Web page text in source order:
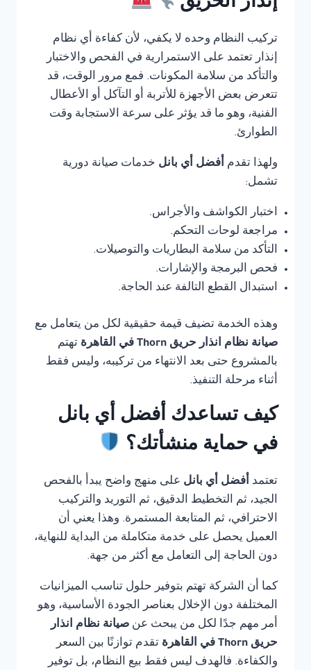
إنذار الحريق
تركيب النظام وحده لا يكفي، لأن كفاءة أي نظام
إنذار تعتمد على الاستمرارية في الفحص والاختبار
والتأكد من سلامة المكونات. فمع مرور الوقت، قد
تتعرض بعض الأجهزة للأتربة أو التآكل أو الأعطال
الفنية، وهو ما قد يؤثر على سرعة الاستجابة وقت
الطوارئ.
ولهذا تقدم أفضل أي بانل خدمات صيانة دورية
تشمل:
اختبار الكواشف والأجراس.
مراجعة لوحات التحكم.
التأكد من سلامة البطاريات والتوصيلات.
فحص البرمجة والإشارات.
استبدال القطع التالفة عند الحاجة.
وهذه الخدمة تضيف قيمة حقيقية لكل من يتعامل مع
صيانة نظام انذار حريق Thorn في القاهرة
تهتم
بالمشروع حتى بعد الانتهاء من تركيبه، وليس فقط
أثناء مرحلة التنفيذ.
كيف تساعدك أفضل أي بانل
في حماية منشأتك؟
تعتمد أفضل أي بانل على منهج واضح يبدأ بالفحص
الجيد، ثم التخطيط الدقيق، ثم التوريد والتركيب
الاحترافي، ثم المتابعة المستمرة. وهذا يعني أن
العميل يحصل على خدمة متكاملة من البداية للنهاية،
دون الحاجة إلى التعامل مع أكثر من جهة.
كما أن الشركة تهتم بتوفير حلول تناسب الميزانيات
المختلفة دون الإخلال بعناصر الجودة الأساسية، وهو
أمر مهم جدًا لكل من يبحث عن صيانة نظام انذار
حريق Thorn في القاهرة
تقدم توازنًا بين السعر
والكفاءة. فالهدف ليس فقط بيع النظام، بل توفير